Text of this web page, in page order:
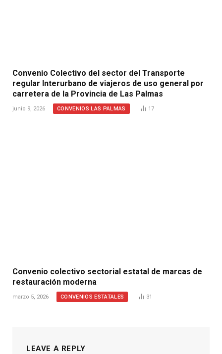
Convenio Colectivo del sector del Transporte
regular Interurbano de viajeros de uso general por
carretera de la Provincia de Las Palmas
junio 9, 2026 CONVENIOS LAS PALMAS 17
Convenio colectivo sectorial estatal de marcas de
restauración moderna
marzo 5, 2026 CONVENIOS ESTATALES 31
LEAVE A REPLY